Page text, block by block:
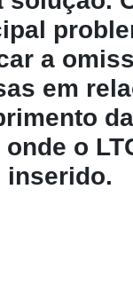
a
em
onde o
inserido.